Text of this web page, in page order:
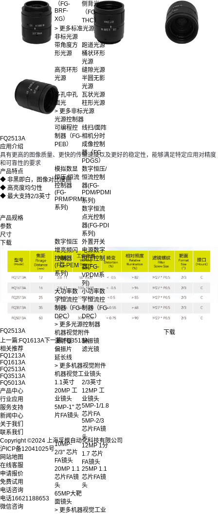
（FG-
BRF-
XG）
侧背光
（FG-
THC）
> 更多标准光源
非标光源
带角度方
形光源
跑道光源
桶状环形
光源
高亮环形
光源
缝隙光源
半圆无影
光源
多孔中孔
面光
瓦状光源
柱形光源
> 更多非标光源
光源控制器
可编程控
制器（FG-
PEB）
线扫/面阵
相机分时
成像控制
器（FG-
PDGS）
模拟数显
恒压/恒流
控制器
(FG-
PRM/PRMI
系列)
数字恒压/
恒流控制
器(FG-
PDM/PDMI
系列)
数字恒流
点光控制
器(FG-PDI
系列)
数字恒压
增亮频闪
控制器
(FG-PEM
系列)
外置开关
电源数字
恒压控制
器(FG-
VPDM系
列)
大功率数
字恒流控
制器（FG-
DPC）
小功率数
字恒流控
制器（FG-
DPC）
> 更多光源控制器
机器视觉附件
漫射板
偏振镜
偏振片
滤光镜
延长线
> 更多机器视觉附件
机器视觉工业镜头
1.1英寸
20MP 工
业镜头
2/3英寸
12MP 工
业镜头
5MP-1" 芯
片FA镜头
5MP-1/1.8
芯片FA
5MP-2/3
芯片FA镜
头
10MP-
2/3" 芯片
FA镜头
12MP 1分
1.7 芯片
FA镜头
20MP 1.1
芯片FA镜
头
25MP 1.1
芯片FA镜
头
65MP大靶
面镜头
> 更多机器视觉工业
FQ2513A
应用介绍
具有更高的图像质量、更快的传输速度以及更好的稳定性，能够满足特定应用对精度
和可靠性的要求
产品特点
◆ 非黑即白，图像对比度高
◆ 高亮度均匀性
◆ 最大支持2/3英寸
产品规格
参数
尺寸
下载
FQ2513A
下载
上一篇:FQ1613A 下一篇:FQ3513A
相关推荐
FQ1213A
FQ1613A
FQ2513A
FQ3513A
FQ5013A
产品中心
行业应用
服务支持
新闻中心
关于我们
联系我们
Copyright ©2024 上海孚根自动化科技有限公司
沪ICP备12041025号
网站地图
在线客服
申请报价
免费试用
电话咨询
电话16621188653
微信咨询